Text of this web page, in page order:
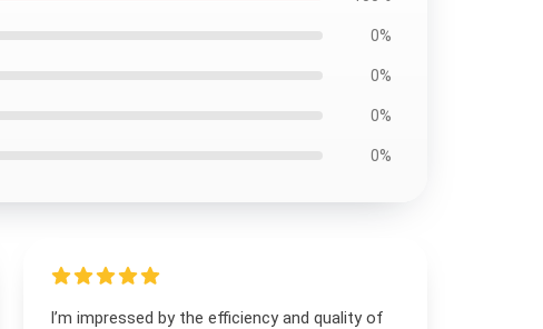
0%
0%
0%
0%
I’m impressed by the efficiency and quality of